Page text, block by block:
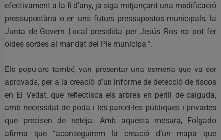
efectivament a la fi d’any, ja siga mitjançant una modificació
pressupostària o en uns futurs pressupostos municipals, la
Junta de Govern Local presidida per Jesús Ros no pot fer
oïdes sordes al mandat del Ple municipal”.
Els populars també, van presentar una esmena que va ser
aprovada, per a la creació d’un informe de detecció de riscos
en El Vedat, que reflectisca els arbres en perill de caiguda,
amb necessitat de poda i les parcel·les públiques i privades
que precisen de neteja. Amb aquesta mesura, Folgado
afirma que “aconseguirem la creació d’un mapa que